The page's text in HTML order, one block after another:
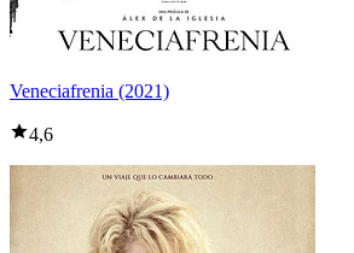
Veneciafrenia (2021)
4,6